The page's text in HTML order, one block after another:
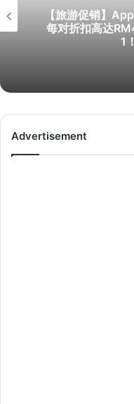
【旅游促销】
每对折扣高达
1
Advertisement